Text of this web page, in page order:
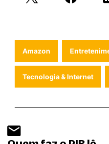
Amazon
Tecnologia & Internet